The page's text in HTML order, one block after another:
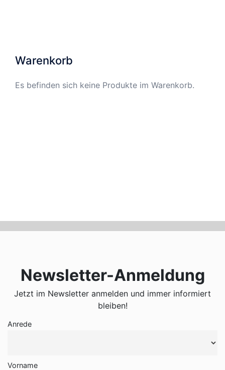
Warenkorb
Es befinden sich keine Produkte im Warenkorb.
Newsletter-Anmeldung
Jetzt im Newsletter anmelden und immer informiert
bleiben!
Anrede
Vorname